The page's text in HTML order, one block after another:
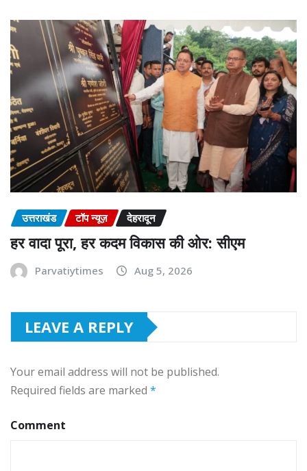
उत्तराखंड टॉप न्यूज़ देहरादून
हर वादा पूरा, हर कदम विकास की ओर: सीएम
Parvatiytimes Aug 5, 2026
LEAVE A REPLY
Your email address will not be published.
Required fields are marked *
Comment